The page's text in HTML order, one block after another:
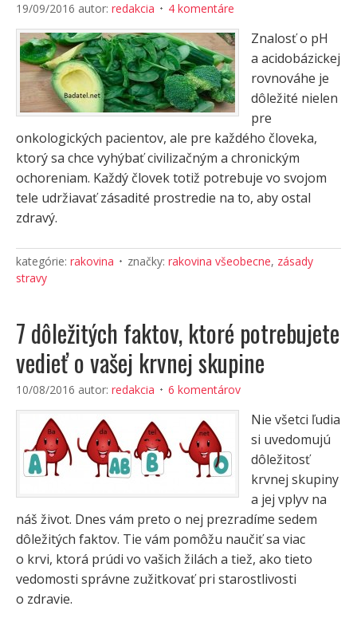
19/09/2016 autor: redakcia 4 komentáre
Znalosť o pH
a acidobázickej
rovnováhe je
dôležité nielen
pre
onkologických pacientov, ale pre každého človeka,
ktorý sa chce vyhýbať civilizačným a chronickým
ochoreniam. Každý človek totiž potrebuje vo svojom
tele udržiavať zásadité prostredie na to, aby ostal
zdravý.
kategórie: rakovina značky: rakovina všeobecne, zásady
stravy
7 dôležitých faktov, ktoré potrebujete
vedieť o vašej krvnej skupine
10/08/2016 autor: redakcia 6 komentárov
Nie všetci ľudia
si uvedomujú
dôležitosť
krvnej skupiny
a jej vplyv na
náš život. Dnes vám preto o nej prezradíme sedem
dôležitých faktov. Tie vám pomôžu naučiť sa viac
o krvi, ktorá prúdi vo vašich žilách a tiež, ako tieto
vedomosti správne zužitkovať pri starostlivosti
o zdravie.